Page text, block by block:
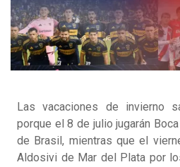
Las vacaciones de invierno
porque el 8 de julio jugarán
de Brasil, mientras que el
Aldosivi de Mar del Plata por